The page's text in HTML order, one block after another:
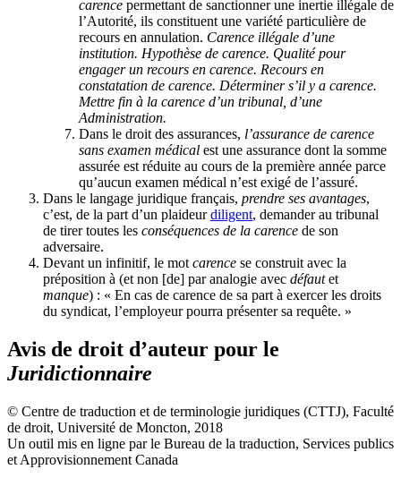
carence permettant de sanctionner une inertie illégale de
l’Autorité, ils constituent une variété particulière de
recours en annulation. Carence illégale d’une
institution. Hypothèse de carence. Qualité pour
engager un recours en carence. Recours en
constatation de carence. Déterminer s’il y a carence.
Mettre fin à la carence d’un tribunal, d’une
Administration.
Dans le droit des assurances, l’assurance de carence
sans examen médical est une assurance dont la somme
assurée est réduite au cours de la première année parce
qu’aucun examen médical n’est exigé de l’assuré.
Dans le langage juridique français, prendre ses avantages,
c’est, de la part d’un plaideurdiligent, demander au tribunal
de tirer toutes les conséquences de la carence de son
adversaire.
Devant un infinitif, le mot carence se construit avec la
préposition à (et non [de] par analogie avec défautet
manque) : « En cas de carence de sa part à exercer les droits
du syndicat, l’employeur pourra présenter sa requête. »
Avis de droit d’auteur pour le
Juridictionnaire
© Centre de traduction et de terminologie juridiques (CTTJ), Faculté
de droit, Université de Moncton, 2018
Un outil mis en ligne par le Bureau de la traduction, Services publics
et Approvisionnement Canada